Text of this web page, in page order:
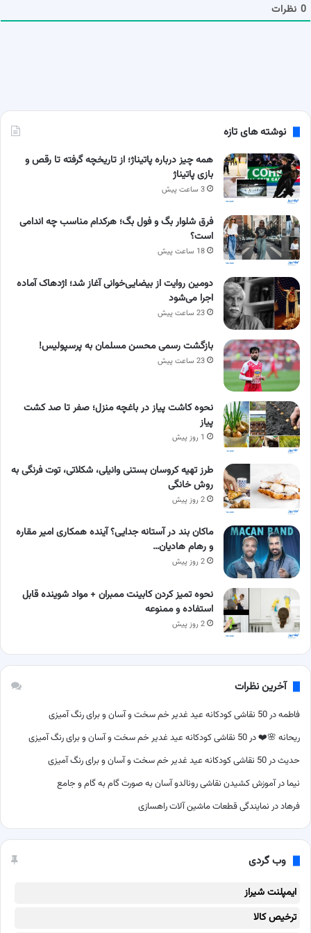
0 نظرات
نوشته های تازه
همه چیز درباره پاتیناژ؛ از تاریخچه گرفته تا رقص و
بازی پاتیناژ
3 ساعت پیش
فرق شلوار بگ و فول بگ؛ هرکدام مناسب چه اندامی
است؟
18 ساعت پیش
دومین روایت از بیضایی‌خوانی آغاز شد؛ اژدهاک آماده
اجرا می‌شود
23 ساعت پیش
بازگشت رسمی محسن مسلمان به پرسپولیس!
23 ساعت پیش
نحوه کاشت پیاز در باغچه منزل؛ صفر تا صد کشت
پیاز
1 روز پیش
طرز تهیه کروسان بستنی وانیلی، شکلاتی، توت فرنگی به
روش خانگی
2 روز پیش
ماکان بند در آستانه جدایی؟ آینده همکاری امیر مقاره
و رهام هادیان…
2 روز پیش
نحوه تمیز کردن کابینت ممبران + مواد شوینده قابل
استفاده و ممنوعه
2 روز پیش
آخرین نظرات
فاطمهدر 50 نقاشی کودکانه عید غدیر خم سخت و آسان و برای رنگ آمیزی
ریحانه 🌸❤️در 50 نقاشی کودکانه عید غدیر خم سخت و آسان و برای رنگ آمیزی
حدیثدر 50 نقاشی کودکانه عید غدیر خم سخت و آسان و برای رنگ آمیزی
نیما درآموزش کشیدن نقاشی رونالدو آسان به صورت گام به گام و جامع
فرهاددر نمایندگی قطعات ماشین آلات راهسازی
وب گردی
ایمپلنت شیراز
ترخیص کالا